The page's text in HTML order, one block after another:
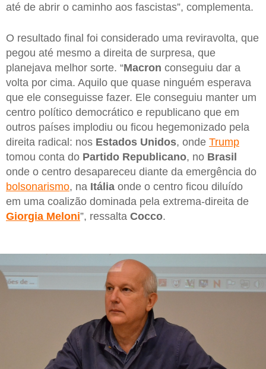
até de abrir o caminho aos fascistas”, complementa.
O resultado final foi considerado uma reviravolta, que
pegou até mesmo a direita de surpresa, que
planejava melhor sorte. “Macron conseguiu dar a
volta por cima. Aquilo que quase ninguém esperava
que ele conseguisse fazer. Ele conseguiu manter um
centro político democrático e republicano que em
outros países implodiu ou ficou hegemonizado pela
direita radical: nos Estados Unidos, onde Trump
tomou conta do Partido Republicano, no Brasil
onde o centro desapareceu diante da emergência do
bolsonarismo, na Itália onde o centro ficou diluído
em uma coalizão dominada pela extrema-direita de
Giorgia Meloni”, ressalta Cocco.